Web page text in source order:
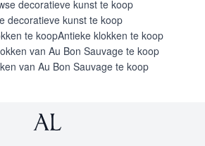
decoratieve kunst te koop
decoratieve kunst te koop
te koopAntieke klokken te koop
van Au Bon Sauvage te koop
van Au Bon Sauvage te koop